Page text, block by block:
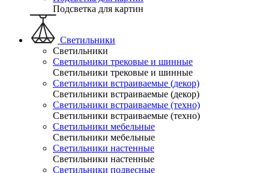
Подсветка для картин
Светильники
Светильники
Светильники трековые и шинные
Светильники трековые и шинные
Светильники встраиваемые (декор)
Светильники встраиваемые (декор)
Светильники встраиваемые (техно)
Светильники встраиваемые (техно)
Светильники мебельные
Светильники мебельные
Светильники настенные
Светильники настенные
Светильники подвесные